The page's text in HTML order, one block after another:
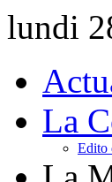
lundi
La
Edito